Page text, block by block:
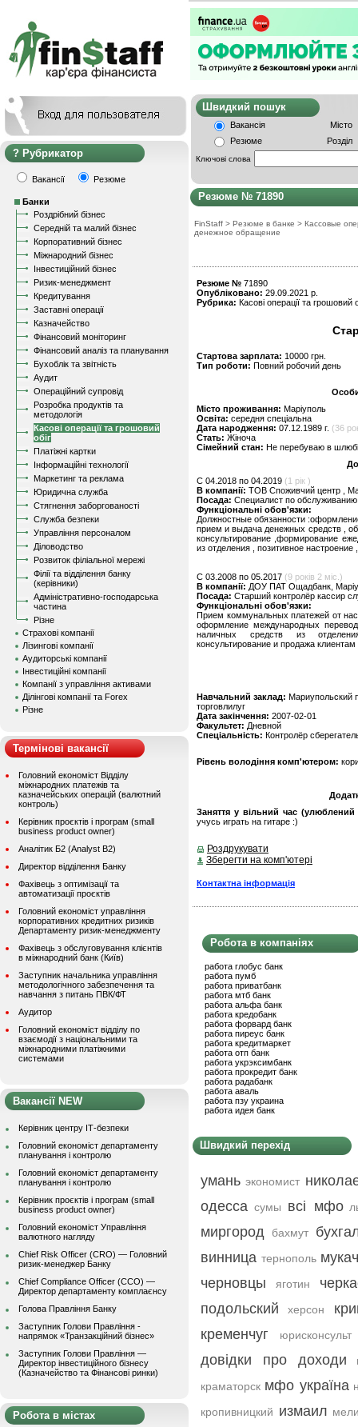
Рубрикатор
Вакансії Резюме
Банки
Роздрібний бізнес
Середній та малий бізнес
Корпоративний бізнес
Міжнародний бізнес
Інвестиційний бізнес
Ризик-менеджмент
Кредитування
Заставні операції
Казначейство
Фінансовий моніторинг
Фінансовий аналіз та планування
Бухоблік та звітність
Аудит
Операційний супровід
Розробка продуктів та
методологія
Касові операції та грошовий
обіг
Платіжні картки
Інформаційні технології
Маркетинг та реклама
Юридична служба
Стягнення заборгованості
Служба безпеки
Управління персоналом
Діловодство
Розвиток філіальної мережі
Філії та відділення банку
(керівники)
Адміністративно-господарська
частина
Різне
Страхові компанії
Лізингові компанії
Аудиторські компанії
Інвестиційні компанії
Компанії з управління активами
Ділінгові компанії та Forex
Різне
Термінові вакансії
Головний економіст Відділу
міжнародних платежів та
казначейських операцій (валютний
контроль)
Керівник проєктів і програм (small
business product owner)
Аналітик Б2 (Analyst B2)
Директор відділення Банку
Фахівець з оптимізації та
автоматизації проєктів
Головний економіст управління
корпоративних кредитних ризиків
Департаменту ризик-менеджменту
Фахівець з обслуговування клієнтів
в міжнародний банк (Київ)
Заступник начальника управління
методологічного забезпечення та
навчання з питань ПВК/ФТ
Аудитор
Головний економіст відділу по
взаємодії з національними та
міжнародними платіжними
системами
Вакансії NEW
Керівник центру ІТ-безпеки
Головний економіст департаменту
планування і контролю
Головний економіст департаменту
планування і контролю
Керівник проєктів і програм (small
business product owner)
Головний економіст Управління
валютного нагляду
Chief Risk Officer (CRO) — Головний
ризик-менеджер Банку
Chief Compliance Officer (CCO) —
Директор департаменту комплаєнсу
Голова Правління Банку
Заступник Голови Правління -
напрямок «Транзакційний бізнес»
Заступник Голови Правління —
Директор інвестиційного бізнесу
(Казначейство та Фінансові ринки)
Робота в містах
Швидкий
Вакансія
Місто
Резюме
Розділ
Ключові слова
Резюме № 71890
FinStaff > Резюме в банке > Кассовые
денежное обращение
Резюме № 71890
Опубліковано: 29.09.2021 р.
Рубрика: Касові операції та грошовий
Стартова зарплата: 10000 грн.
Тип роботи: Повний робочий день
Місто проживання: Маріуполь
Освіта: середня спеціальна
Дата народження: 07.12.1989 г. (36
Стать: Жіноча
Сімейний стан: Не перебуваю в
C 04.2018 по 04.2019 (1 рік )
В компанії: ТОВ Споживчий центр ,
Посада: Специалист по обслуживанию
Функціональні обов'язки:
Должностные обязанности
прием и выдача денежных средств ,
консультирование ,формирование
из отделения , позитивное
C 03.2008 по 05.2017 (9 років 2 міс.)
В компанії: ДОУ ПАТ Ощадбанк,
Посада: Старший контролёр кассир
Функціональні обов'язки:
Прием коммунальных платежей от
оформление международных
наличных средств из
консультирование и продажа
Навчальний заклад: Мариупольский
торговлилуг
Дата закінчення: 2007-02-01
Факультет: Дневной
Спеціальність: Контролёр
Рівень володіння комп'ютером:
Заняття у вільний час
учусь играть на гитаре :)
Роздрукувати
Зберегти на комп'ютері
Контактна інформація
Робота в компаніях
работа глобус банк
работа пумб
работа приватбанк
работа мтб банк
работа альфа банк
работа кредобанк
работа форвард банк
работа пиреус банк
работа кредитмаркет
работа отп банк
работа укрэксимбанк
работа прокредит банк
работа радабанк
работа аваль
работа пзу украина
работа идея банк
Швидкий перехід
умань экономист
одесса сумы всі мфо
миргород бахмут
винница тернополь
черновцы
яготин
подольский
херсон
кременчуг
юрисконсульт
довідки про доходи
краматорск мфо україна
кропивницкий измаил